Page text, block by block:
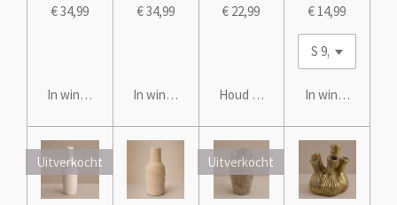
€ 34,99
In winkelwagen
€ 34,99
In winkelwagen
€ 22,99
Houd mij op de hoogte
€ 14,99
In winkelwagen
Uitverkocht Uitverkocht